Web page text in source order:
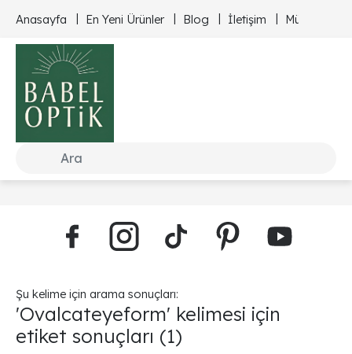
Anasayfa En Yeni Ürünler Blog İletişim Müşteri
Şu kelime için arama sonuçları:
'Ovalcateyeform' kelimesi için
etiket sonuçları (1)